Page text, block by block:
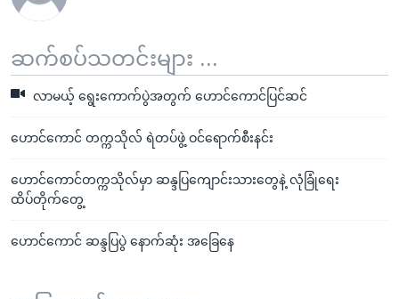
ဆက်စပ်သတင်းများ ...
လာမယ့် ရွေးကောက်ပွဲအတွက် ဟောင်ကောင်ပြင်ဆင်
ဟောင်ကောင် တက္ကသိုလ် ရဲတပ်ဖွဲ့ ဝင်ရောက်စီးနင်း
ဟောင်ကောင်တက္ကသိုလ်မှာ ဆန္ဒပြကျောင်းသားတွေနဲ့ လုံခြုံရေး
ထိပ်တိုက်တွေ့
ဟောင်ကောင် ဆန္ဒပြပွဲ နောက်ဆုံး အခြေနေ